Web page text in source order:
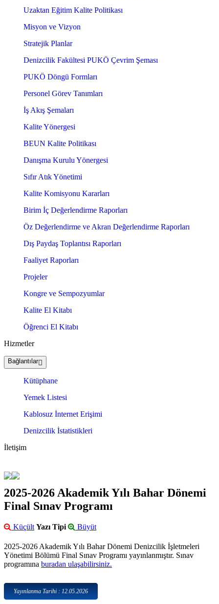
Uzaktan Eğitim Kalite Politikası
Misyon ve Vizyon
Stratejik Planlar
Denizcilik Fakültesi PUKÖ Çevrim Şeması
PUKÖ Döngü Formları
Personel Görev Tanımları
İş Akış Şemaları
Kalite Yönergesi
BEUN Kalite Politikası
Danışma Kurulu Yönergesi
Sıfır Atık Yönetimi
Kalite Komisyonu Kararları
Birim İç Değerlendirme Raporları
Öz Değerlendirme ve Akran Değerlendirme Raporları
Dış Paydaş Toplantısı Raporları
Faaliyet Raporları
Projeler
Kongre ve Sempozyumlar
Kalite El Kitabı
Öğrenci El Kitabı
Hizmetler
Bağlantılar
Kütüphane
Yemek Listesi
Kablosuz İnternet Erişimi
Denizcilik İstatistikleri
İletişim
2025-2026 Akademik Yılı Bahar Dönemi
Final Sınav Programı
Küçült Yazı Tipi Büyüt
2025-2026 Akademik Yılı Bahar Dönemi Denizcilik İşletmeleri
Yönetimi Bölümü Final Sınav Programı yayınlanmıştır. Sınav
programına buradan ulaşabilirsiniz.
Yayınlanma Tarihi : 12.05.2026